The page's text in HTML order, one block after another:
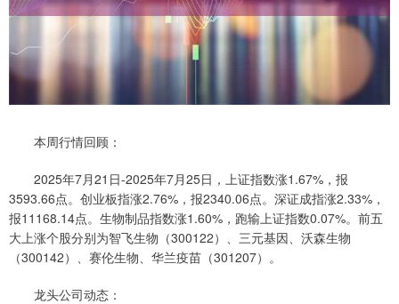
本周行情回顾：
2025年7月21日-2025年7月25日，上证指数涨1.67%，报
3593.66点。创业板指涨2.76%，报2340.06点。深证成指涨2.33%，
报11168.14点。生物制品指数涨1.60%，跑输上证指数0.07%。前五
大上涨个股分别为智飞生物（300122）、三元基因、沃森生物
（300142）、赛伦生物、华兰疫苗（301207）。
龙头公司动态：